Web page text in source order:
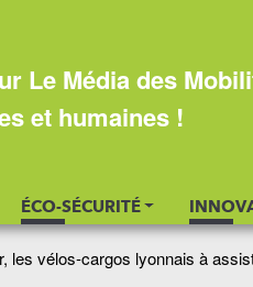
Le Média des
et humaines !
ÉCO-SÉCURITÉ
les vélos-cargos lyonnais à